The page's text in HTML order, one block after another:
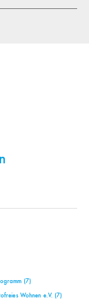
(7)
Wohnen e.V. (7)